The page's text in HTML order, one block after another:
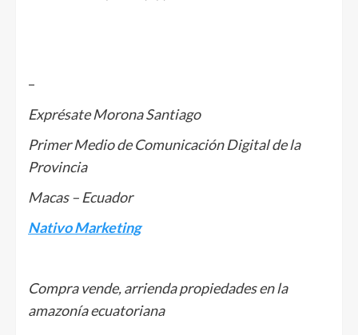
–
Exprésate Morona Santiago
Primer Medio de Comunicación Digital de la
Provincia
Macas – Ecuador
Nativo Marketing
Compra vende, arrienda propiedades en la
amazonía ecuatoriana